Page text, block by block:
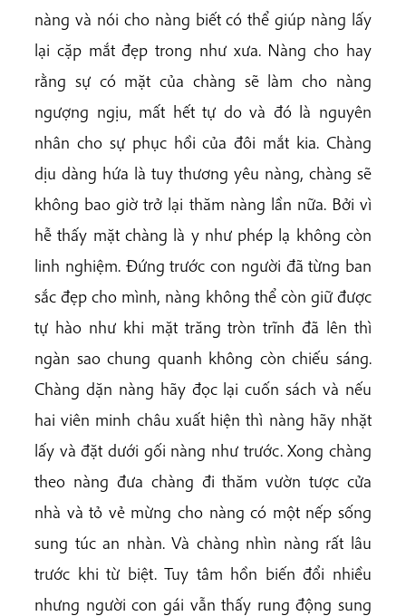
nàng và nói cho nàng biết có thể giúp nàng lấy
lại cặp mắt đẹp trong như xưa. Nàng cho hay
rằng sự có mặt của chàng sẽ làm cho nàng
ngượng ngịu, mất hết tự do và đó là nguyên
nhân cho sự phục hồi của đôi mắt kia. Chàng
dịu dàng hứa là tuy thương yêu nàng, chàng sẽ
không bao giờ trở lại thăm nàng lần nữa. Bởi vì
hễ thấy mặt chàng là y như phép lạ không còn
linh nghiệm. Đứng trước con người đã từng ban
sắc đẹp cho mình, nàng không thể còn giữ được
tự hào như khi mặt trăng tròn trĩnh đã lên thì
ngàn sao chung quanh không còn chiếu sáng.
Chàng dặn nàng hãy đọc lại cuốn sách và nếu
hai viên minh châu xuất hiện thì nàng hãy nhặt
lấy và đặt dưới gối nàng như trước. Xong chàng
theo nàng đưa chàng đi thăm vườn tược cửa
nhà và tỏ vẻ mừng cho nàng có một nếp sống
sung túc an nhàn. Và chàng nhìn nàng rất lâu
trước khi từ biệt. Tuy tâm hồn biến đổi nhiều
nhưng người con gái vẫn thấy rung động sung